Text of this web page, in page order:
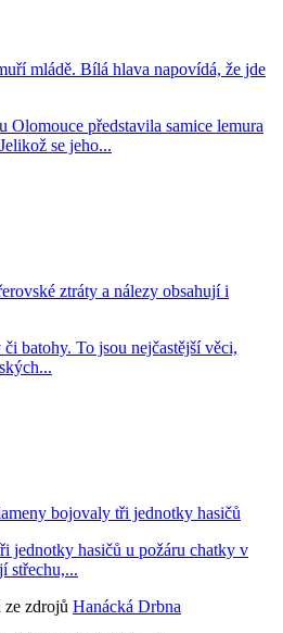
mládě. Bílá hlava napovídá, že jde
Olomouce představila samice lemura
se jeho...
ztráty a nálezy obsahují i
batohy. To jsou nejčastější věci,
bojovaly tři jednotky hasičů
jednotky hasičů u požáru chatky v
střechu,...
ze zdrojů Hanácká Drbna